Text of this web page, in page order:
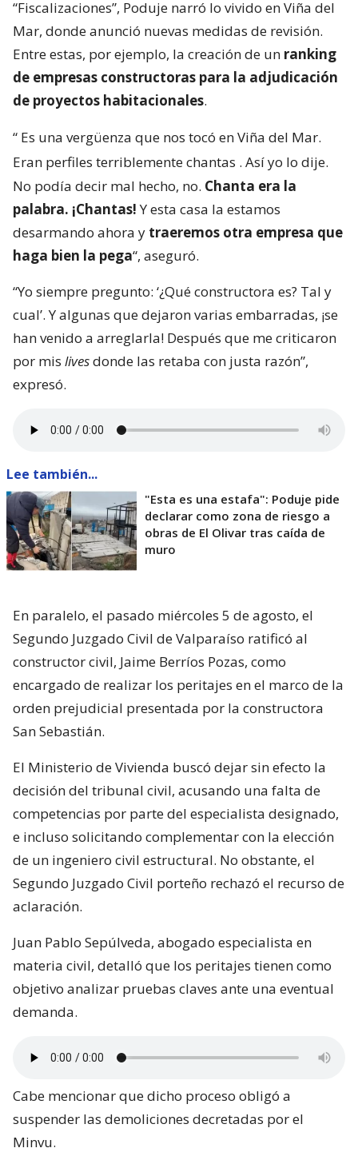
“Fiscalizaciones”, Poduje narró lo vivido en Viña del
Mar, donde anunció nuevas medidas de revisión.
Entre estas, por ejemplo, la creación de un ranking
de empresas constructoras para la adjudicación
de proyectos habitacionales.
“ Es una vergüenza que nos tocó en Viña del Mar.
Eran perfiles terriblemente chantas . Así yo lo dije.
No podía decir mal hecho, no. Chanta era la
palabra. ¡Chantas!Y esta casa la estamos
desarmando ahora y traeremos otra empresa que
haga bien la pega“, aseguró.
“Yo siempre pregunto: ‘¿Qué constructora es? Tal y
cual’. Y algunas que dejaron varias embarradas, ¡se
han venido a arreglarla! Después que me criticaron
por mis livesdonde las retaba con justa razón”,
expresó.
Lee también...
"Esta es una estafa": Poduje pide
declarar como zona de riesgo a
obras de El Olivar tras caída de
muro
En paralelo, el pasado miércoles 5 de agosto, el
Segundo Juzgado Civil de Valparaíso ratificó al
constructor civil, Jaime Berríos Pozas, como
encargado de realizar los peritajes en el marco de la
orden prejudicial presentada por la constructora
San Sebastián.
El Ministerio de Vivienda buscó dejar sin efecto la
decisión del tribunal civil, acusando una falta de
competencias por parte del especialista designado,
e incluso solicitando complementar con la elección
de un ingeniero civil estructural. No obstante, el
Segundo Juzgado Civil porteño rechazó el recurso de
aclaración.
Juan Pablo Sepúlveda, abogado especialista en
materia civil, detalló que los peritajes tienen como
objetivo analizar pruebas claves ante una eventual
demanda.
Cabe mencionar que dicho proceso obligó a
suspender las demoliciones decretadas por el
Minvu.